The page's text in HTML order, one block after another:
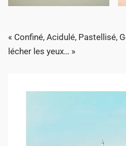
« Confiné, Acidulé, Pastellisé,
lécher les yeux… »